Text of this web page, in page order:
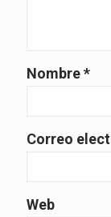
Nombre*
Correo
Web